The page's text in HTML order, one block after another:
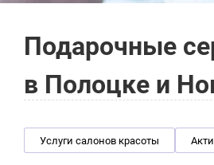
Подарочные
в Полоцке и
Услуги салонов красоты